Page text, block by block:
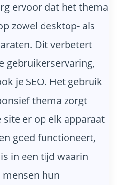
ervoor dat het thema
zowel desktop- als
Dit verbetert
gebruikerservaring,
je SEO. Het gebruik
thema zorgt
site er op elk apparaat
goed functioneert,
in een tijd waarin
hun